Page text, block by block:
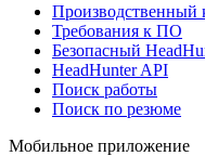
Производственный
Требования к ПО
Безопасный
HeadHunter API
Поиск работы
Поиск по резюме
Мобильное приложение